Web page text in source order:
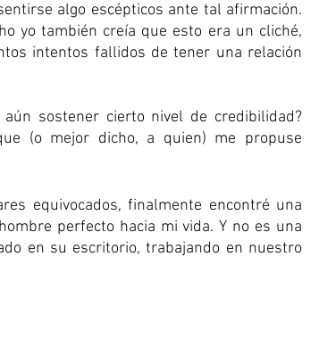
algo escépticos ante tal afirmación.
yo también creía que esto era un cliché,
intentos fallidos de tener una relación
sostener cierto nivel de credibilidad?
(o mejor dicho, a quien) me propuse
equivocados, finalmente encontré una
perfecto hacia mi vida. Y no es una
en su escritorio, trabajando en nuestro